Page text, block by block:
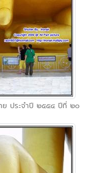
ย ประจำปี ๒๕๕๔ ปีที่ ๒๐